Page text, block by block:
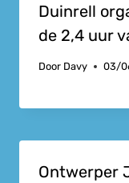
Duinrell
de 2,4 uur
Door Davy 03/
Ontwerper